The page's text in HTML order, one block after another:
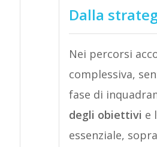
Dalla
Nei percorsi
complessiva,
fase di
degli obiettivi e
essenziale,